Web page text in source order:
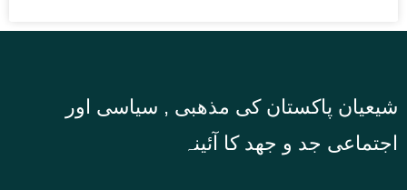
شیعیان پاکستان کی مذهبی , سیاسی اور
اجتماعی جد و جهد کا آئینہ